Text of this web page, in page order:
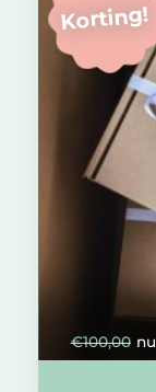
Korting!
€100,00 nu